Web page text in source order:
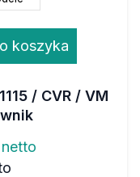
koszyka
/ CVR / VM
netto